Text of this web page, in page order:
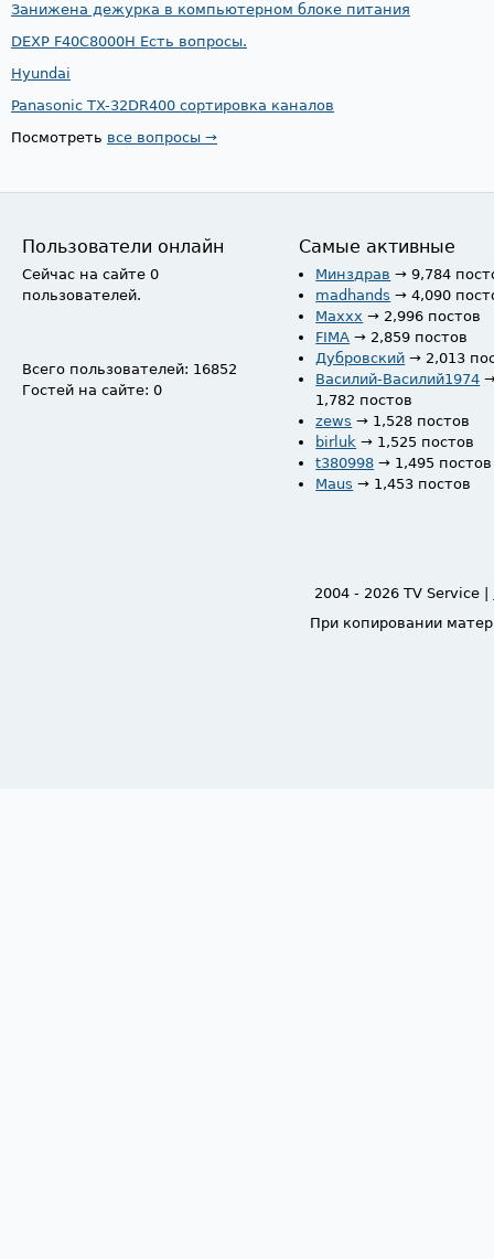
Занижена дежурка в компьютерном блоке питания
DEXP F40C8000H Есть вопросы.
Hyundai
Panasonic TX-32DR400 сортировка каналов
Посмотреть все вопросы →
Пользователи онлайн
Сейчас на сайте 0
пользователей.
Всего пользователей: 16852
Гостей на сайте: 0
Самые активные
Минздрав → 9,784
madhands → 4,090
Maxxx → 2,996 постов
FIMA → 2,859 постов
Дубровский → 2,013
Василий-Василий1974
1,782 постов
zews → 1,528 постов
birluk → 1,525 постов
t380998 → 1,495 постов
Maus → 1,453 постов
2004 - 2026 TV Service |
При копировании